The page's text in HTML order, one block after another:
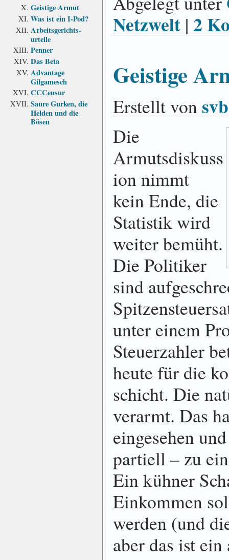
Geistige Armut
Was ist ein I-Pod?
Arbeits­gerichts­
urteile
Penner
Das Beta
Advantage
Gilgamesch
CCCensur
Saure Gurken, die
Helden und die
Bösen
Netzwelt | 2
Geistige
Erstellt vonsvb
Die
Armutsdiskuss
ion nimmt
kein Ende, die
Statistik wird
weiter bemüht.
Die Politiker
sind
unter einem
Steuer­zahler
heute für die
schicht. Die
verarmt. Das
eingesehen
partiell – zu
Ein kühner
Einkommen
werden (und
aber das ist